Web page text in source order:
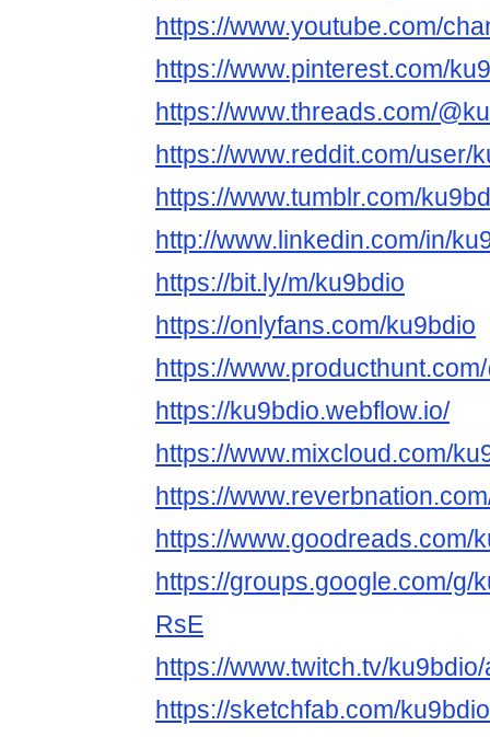
https://www.youtube.com/
https://www.pinterest.com/
https://www.threads.com/
https://www.reddit.com/user/
https://www.tumblr.com/
http://www.linkedin.com/in/
https://bit.ly/m/ku9bdio
https://onlyfans.com/ku9bdio
https://
https://ku9bdio.webflow.io/
https://www.mixcloud.com/
https://
https://www.goodreads.com/
https://groups.google.com/g/
RsE
https://www.twitch.tv/
https://sketchfab.com/ku9bdio